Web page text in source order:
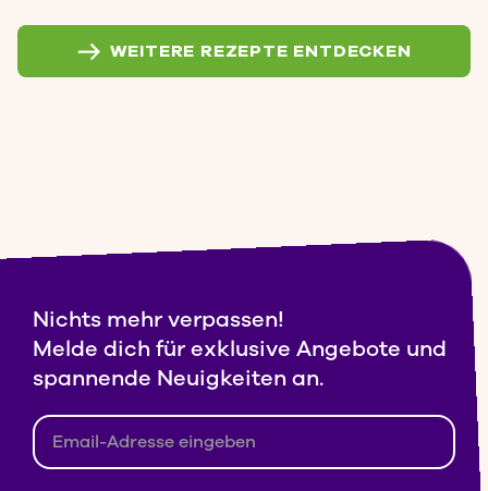
WEITERE REZEPTE ENTDECKEN
Nichts mehr verpassen!
Melde dich für exklusive Angebote und
spannende Neuigkeiten an.